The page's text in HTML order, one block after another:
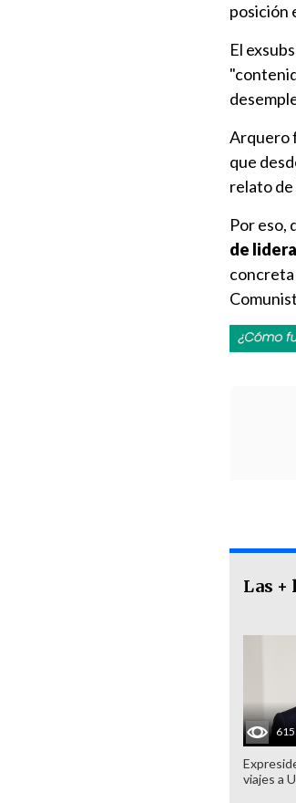
posición
El
Arquero
que
relato de
Por eso,
de
concreta
Las +
viajes a